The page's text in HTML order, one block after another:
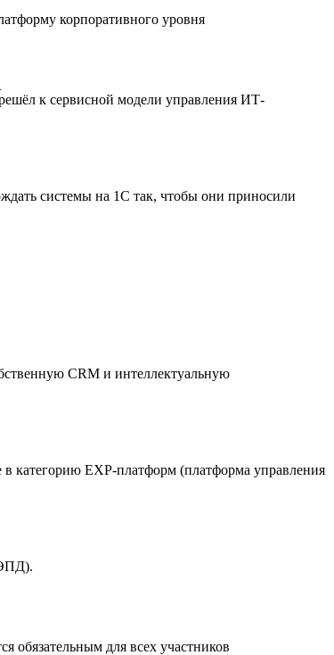
корпоративного уровня
к сервисной модели управления ИТ-
системы на 1С так, чтобы они приносили
CRM и интеллектуальную
категорию EXP-платформ (платформа управления
обязательным для всех участников